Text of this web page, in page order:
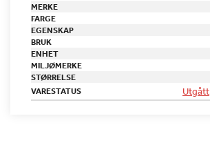
MERKE
FARGE
EGENSKAP
BRUK
ENHET
MILJØMERKE
STØRRELSE
VARESTATUS
Utgått